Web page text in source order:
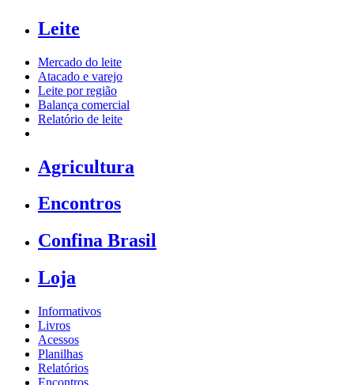
Leite
Mercado do leite
Atacado e varejo
Leite por região
Balança comercial
Relatório de leite
Agricultura
Encontros
Confina Brasil
Loja
Informativos
Livros
Acessos
Planilhas
Relatórios